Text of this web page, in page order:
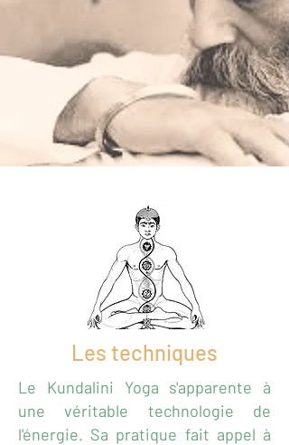
Les techniques
Le Kundalini Yoga s'apparente à
une véritable technologie de
l'énergie. Sa pratique fait appel à